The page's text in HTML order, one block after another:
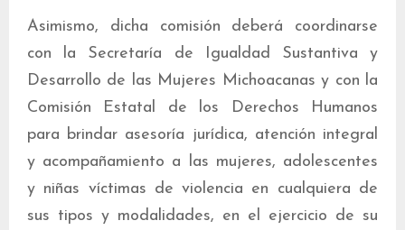
Asimismo, dicha comisión deberá coordinarse
con la Secretaría de Igualdad Sustantiva y
Desarrollo de las Mujeres Michoacanas y con la
Comisión Estatal de los Derechos Humanos
para brindar asesoría jurídica, atención integral
y acompañamiento a las mujeres, adolescentes
y niñas víctimas de violencia en cualquiera de
sus tipos y modalidades, en el ejercicio de su